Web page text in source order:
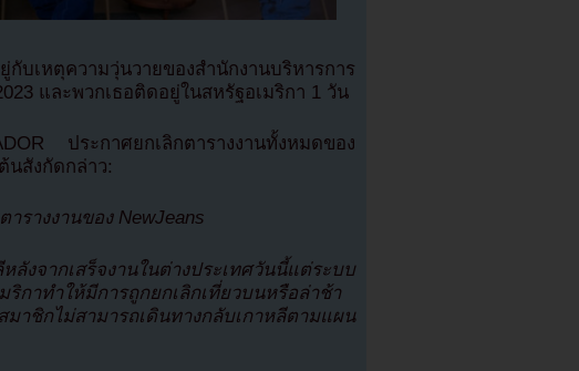
บเหตุความวุ่นวายของสำนักงานบริหารการ
และพวกเธอติดอยู่ในสหรัฐอเมริกา 1 วัน
ประกาศยกเลิกตารางงานทั้งหมดของ
นสังกัดกล่าว:
รางงานของ NewJeans
งจากเสร็จงานในต่างประเทศวันนี้แต่ระบบ
กาทำให้มีการถูกยกเลิกเที่ยวบนหรือล่าช้า
าชิกไม่สามารถเดินทางกลับเกาหลีตามแผน